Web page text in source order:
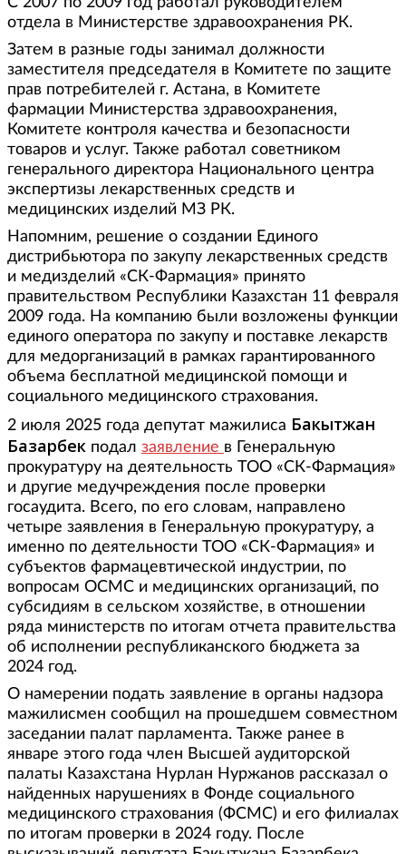
отдела в Министерстве здравоохранения РК.
Затем в разные годы занимал должности
заместителя председателя в Комитете по защите
прав потребителей г. Астана, в Комитете
фармации Министерства здравоохранения,
Комитете контроля качества и безопасности
товаров и услуг. Также работал советником
генерального директора Национального центра
экспертизы лекарственных средств и
медицинских изделий МЗ РК.
Напомним, решение о создании Единого
дистрибьютора по закупу лекарственных средств
и медизделий «СК-Фармация» принято
правительством Республики Казахстан 11 февраля
2009 года. На компанию были возложены функции
единого оператора по закупу и поставке лекарств
для медорганизаций в рамках гарантированного
объема бесплатной медицинской помощи и
социального медицинского страхования.
2 июля 2025 года депутат мажилиса Бакытжан
Базарбек подал заявление в Генеральную
прокуратуру на деятельность ТОО «СК-Фармация»
и другие медучреждения после проверки
госаудита. Всего, по его словам, направлено
четыре заявления в Генеральную прокуратуру, а
именно по деятельности ТОО «СК-Фармация» и
субъектов фармацевтической индустрии, по
вопросам ОСМС и медицинских организаций, по
субсидиям в сельском хозяйстве, в отношении
ряда министерств по итогам отчета правительства
об исполнении республиканского бюджета за
2024 год.
О намерении подать заявление в органы надзора
мажилисмен сообщил на прошедшем совместном
заседании палат парламента. Также ранее в
январе этого года член Высшей аудиторской
палаты Казахстана Нурлан Нуржанов рассказал о
найденных нарушениях в Фонде социального
медицинского страхования (ФСМС) и его филиалах
по итогам проверки в 2024 году. После